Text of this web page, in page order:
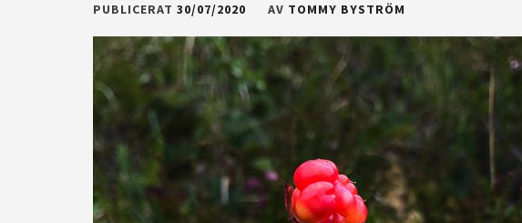
PUBLICERAT 30/07/2020 AV TOMMY BYSTRÖM